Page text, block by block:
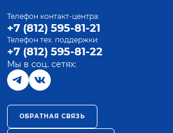
Телефон контакт-центра:
+7 (812) 595-81-21
Телефон тех. поддержки:
+7 (812) 595-81-22
Мы в соц. сетях:
ОБРАТНАЯ СВЯЗЬ